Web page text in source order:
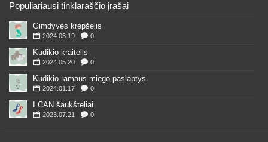
Populiariausi tinklaraščio įrašai
Gimdyvės krepšelis
2024.03.19 0
Kūdikio kraitelis
2024.05.20 0
Kūdikio ramaus miego paslaptys
2024.01.17 0
I CAN šaukšteliai
2023.07.21 0